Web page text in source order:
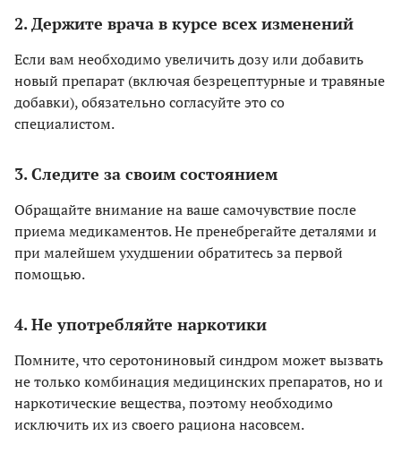
2. Держите врача в курсе всех изменений
Если вам необходимо увеличить дозу или добавить
новый препарат (включая безрецептурные и травяные
добавки), обязательно согласуйте это со
специалистом.
3. Следите за своим состоянием
Обращайте внимание на ваше самочувствие после
приема медикаментов. Не пренебрегайте деталями и
при малейшем ухудшении обратитесь за первой
помощью.
4. Не употребляйте наркотики
Помните, что серотониновый синдром может вызвать
не только комбинация медицинских препаратов, но и
наркотические вещества, поэтому необходимо
исключить их из своего рациона насовсем.